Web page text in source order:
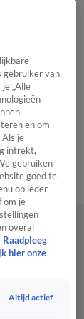
Tip de
PanelVideo's
gebruiker van
„Alle
en om
je
intrekt,
gebruiken
goed te
op ieder
om je
overal
Raadpleeg
hier onze
Altijd actief